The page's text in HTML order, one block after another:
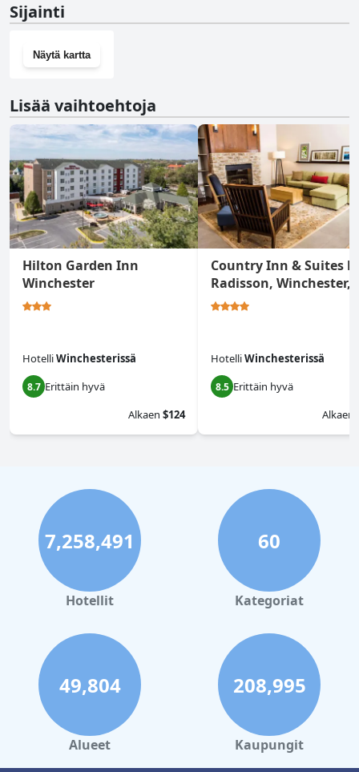
Sijainti
Näytä kartta
Lisää vaihtoehtoja
Hilton Garden Inn
Winchester
HotelliWinchesterissä
8.7 Erittäin hyvä
Alkaen $124
Country Inn & Suites
Radisson, Winchester,
HotelliWinchesterissä
8.5 Erittäin hyvä
Alkaen
7,258,491
Hotellit
60
Kategoriat
49,804
Alueet
208,995
Kaupungit